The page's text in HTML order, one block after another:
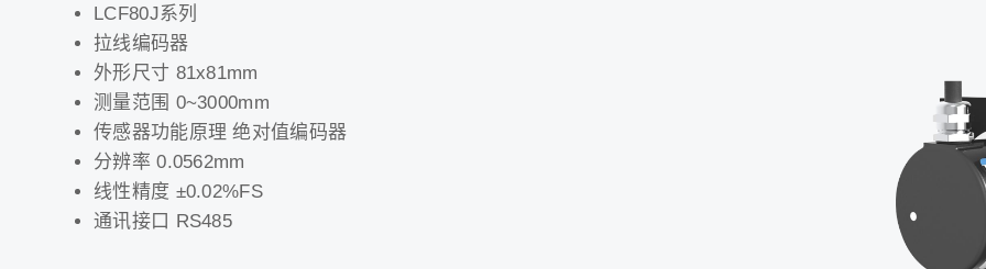
LCF80J系列
拉线编码器
外形尺寸 81x81mm
测量范围 0~3000mm
传感器功能原理 绝对值编码器
分辨率 0.0562mm
线性精度 ±0.02%FS
通讯接口 RS485